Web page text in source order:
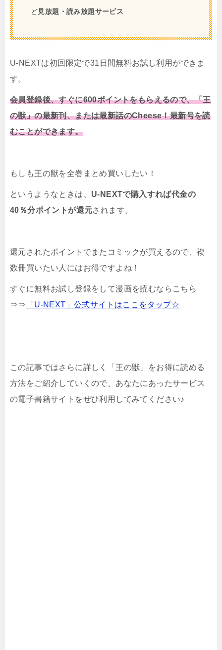
ど見放題・読み放題サービス
U-NEXTは初回限定で31日間無料お試し利用ができま
す。
会員登録後、すぐに600ポイントをもらえるので、「王
の獣」の最新刊、または最新話のCheese！最新号を読
むことができます。
もしも王の獣を全巻まとめ買いしたい！
というようなときは、 U-NEXTで購入すれば代金の
40％分ポイントが還元されます。
還元されたポイントでまたコミックが買えるので、複
数冊買いたい人にはお得ですよね！
すぐに無料お試し登録をして漫画を読むならこちら
⇒⇒
「U-NEXT」公式サイトはここをタップ☆
この記事ではさらに詳しく「王の獣」をお得に読める
方法をご紹介していくので、あなたにあったサービス
の電子書籍サイトをぜひ利用してみてください♪